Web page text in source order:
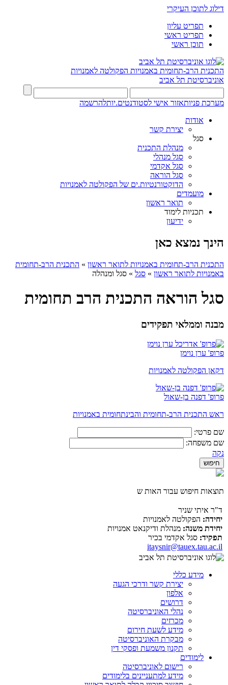
דילוג לתוכן העיקרי
תפריט עליון
תפריט ראשי
תוכן ראשי
התכנית הרב-תחומית באמנויות הפקולטה לאמנויות
אוניברסיטת תל אביב
מערכת פניותאזור אישי לסטודנטים.יותלהרשמה
אודות
יצירת קשר
סגל
מנהלת התכנית
סגל מנהלי
סגל אקדמי
סגל הוראה
הדוקטורנטיות.ים של הפקולטה לאמנויות
מועמדים
תואר ראשון
תכניות לימוד
ידיעון
הינך נמצא כאן
התכנית הרב-תחומית באמנויות לתואר ראשון » התכנית הרב-תחומית
באמנויות לתואר ראשון » סגל » סגל ומנהלה
סגל הוראה התכנית הרב תחומית
מבנה וממלאי תפקידים
פרופ' ערן נוימן
דקאן הפקולטה לאמנויות
פרופ' דפנה בן-שאול
ראש התכנית הרב-תחומית והבינתחומית באמנויות
שם פרטי:
שם משפחה:
נקה
תוצאות חיפוש עבור האות ש
ד"ר איתי שניר
יחידה: הפקולטה לאמנויות
יחידת משנה: מנהלת ודיקנאט אמנויות
תפקיד: סגל אקדמי בכיר
itaysnir@tauex.tau.ac.il
מידע כללי
יצירת קשר ודרכי הגעה
אלפון
דרושים
נהלי האוניברסיטה
מכרזים
מידע לשעת חירום
מבקרת האוניברסיטה
תקנון משמעת ופסקי דין
לימודים
רישום לאוניברסיטה
מידע למתעניינים בלימודים